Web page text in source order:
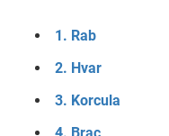
1. Rab
2. Hvar
3. Korcula